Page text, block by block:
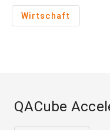
Wirtschaft
QACube